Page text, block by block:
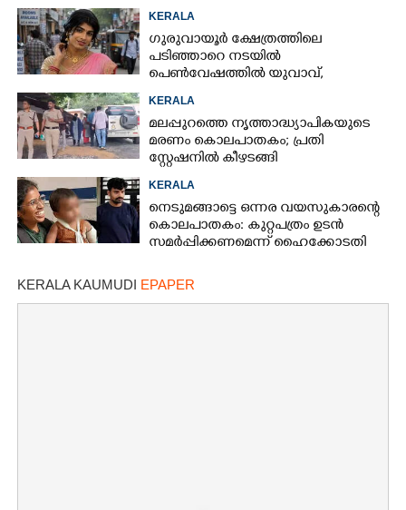
KERALA
ഗുരുവായൂർ ക്ഷേത്രത്തിലെ
പടിഞ്ഞാറെ നടയിൽ
പെൺവേഷത്തിൽ യുവാവ്,​
തെളിഞ്ഞത് വൻഗൂഢാലോചന
KERALA
മലപ്പുറത്തെ നൃത്താദ്ധ്യാപികയുടെ
മരണം കൊലപാതകം; പ്രതി
സ്റ്റേഷനിൽ കീഴടങ്ങി
KERALA
നെടുമങ്ങാട്ടെ ഒന്നര വയസുകാരന്റെ
കൊലപാതകം: കുറ്റപത്രം ഉടൻ
സമർപ്പിക്കണമെന്ന് ഹൈക്കോടതി
KERALA KAUMUDI EPAPER